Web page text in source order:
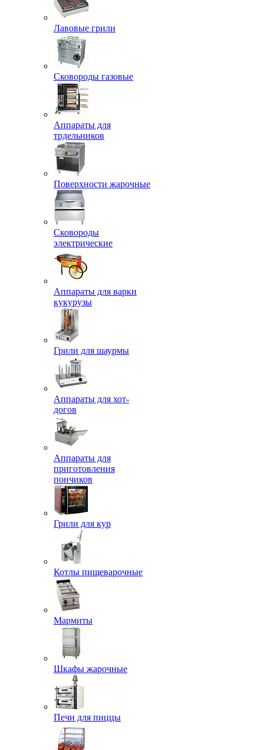
Лавовые грили
Сковороды газовые
Аппараты для
трдельников
Поверхности жарочные
Сковороды
электрические
Аппараты для варки
кукурузы
Грили для шаурмы
Аппараты для хот-
догов
Аппараты для
приготовления
пончиков
Грили для кур
Котлы пищеварочные
Мармиты
Шкафы жарочные
Печи для пиццы